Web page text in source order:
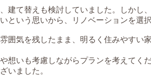
建て替えも検討していました。しかし
という思いから、リノベーションを選択
囲気を残したまま、明るく住みやすい
想いも考慮しながらプランを考えてく
いました。